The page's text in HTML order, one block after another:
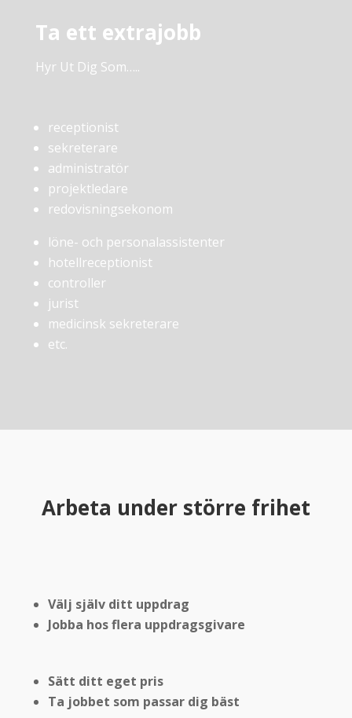
Ta ett extrajobb
Hyr Ut Dig Som…..
receptionist
sekreterare
administratör
projektledare
redovisningsekonom
löne- och personalassistenter
hotellreceptionist
controller
jurist
medicinsk sekreterare
etc.
Arbeta under större frihet
Välj själv ditt uppdrag
Jobba hos flera uppdragsgivare
Sätt ditt eget pris
Ta jobbet som passar dig bäst